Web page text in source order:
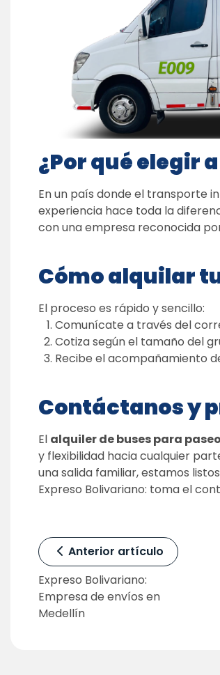
¿Por qué elegir
En un país donde el transporte
experiencia hace toda la
con una empresa reconocida
Cómo alquilar
El proceso es rápido y sencillo:
Comunícate a través del
Cotiza según el tamaño del
Recibe el acompañamiento
Contáctanos y
El alquiler de buses para
y flexibilidad hacia cualquier
una salida familiar, estamos
Expreso Bolivariano: toma el
Anterior artículo
Expreso Bolivariano:
Empresa de envíos en
Medellín